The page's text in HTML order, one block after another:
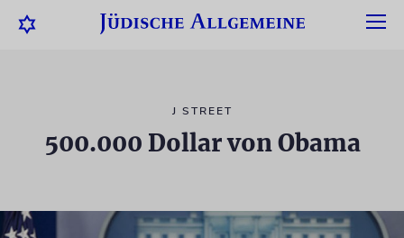
J STREET
500.000 Dollar von Obama